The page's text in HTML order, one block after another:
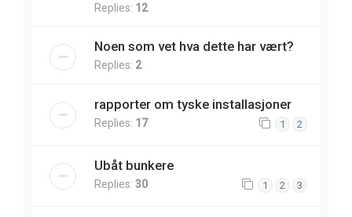
Replies: 12
Noen som vet hva dette har vært?
Replies: 2
rapporter om tyske installasjoner
Replies: 17 1 2
Ubåt bunkere
Replies: 30 1 2 3